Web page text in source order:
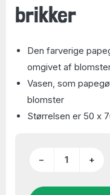
brikker
Den farverige
omgivet af
Vasen, som
blomster
Størrelsen er 50 x
− +